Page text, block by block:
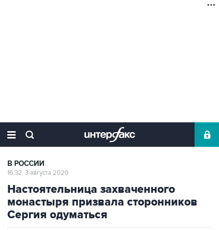
В РОССИИ
16:32, 3 августа 2020
Настоятельница захваченного
монастыря призвала сторонников
Сергия одуматься